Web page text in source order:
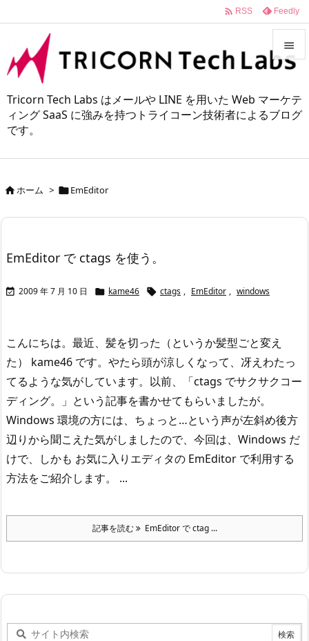
Tricorn Tech Labs はメールや LINE を用いた Web マーケテ
ィング SaaS に強みを持つトライコーン技術者によるブログ
です。



 RSS Feedly
ホーム > EmEditor
EmEditor で ctags を使う。
 2009 年 7 月 10 日  kame46  ctags , EmEditor , windows
こんにちは。 最近、髪を切った（というか髪型ごと変え
た） kame46 です。 やたら頭が涼しくなって、冴えわたっ
てるような気がしています。 以前、「ctags でサクサクコー
ディング。」という記事を書かせてもらいましたが。
Windows 環境の方には、ちょっと…という声が左斜め後方
辺りから聞こえた気がしましたので、 今回は、Windows だ
けで、しかも お気に入りエディタの EmEditor で利用する
方法をご紹介します。
...
記事を読む EmEditor で ctag ...